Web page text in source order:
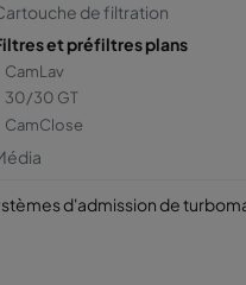
de filtration
et préfiltres plans
CamLav
30/30 GT
CamClose
d'admission de